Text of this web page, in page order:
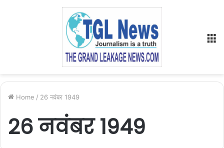
Home / 26 नवंबर 1949
26 नवंबर 1949